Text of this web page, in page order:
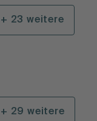
+ 23 weitere
+ 29 weitere